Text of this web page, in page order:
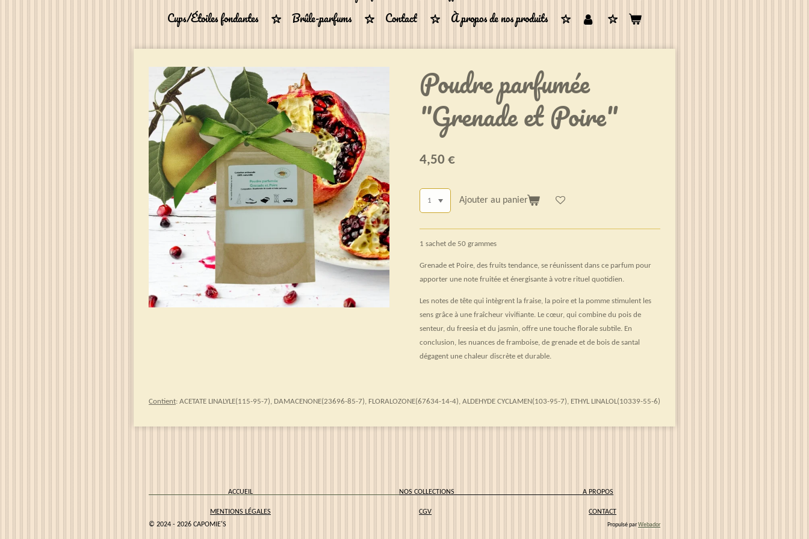
Cups/Étoiles fondantes
Brûle-parfums Contact À propos de nos produits
Poudre parfumée
"Grenade et Poire"
4,50 €
Ajouter au panier
1 sachet de 50 grammes
Grenade et Poire, des fruits tendance, se réunissent dans ce parfum pour
apporter une note fruitée et énergisante à votre rituel quotidien.
Les notes de tête qui intègrent la fraise, la poire et la pomme stimulent les
sens grâce à une fraîcheur vivifiante. Le cœur, qui combine du pois de
senteur, du freesia et du jasmin, offre une touche florale subtile. En
conclusion, les nuances de framboise, de grenade et de bois de santal
dégagent une chaleur discrète et durable.
Contient: ACETATE LINALYLE(115-95-7), DAMACENONE(23696-85-7), FLORALOZONE(67634-14-4), ALDEHYDE CYCLAMEN(103-95-7), ETHYL LINALOL(10339-55-6)
ACCUEIL NOS COLLECTIONS A PROPOS
MENTIONS LÉGALES CGV
CONTACT
© 2024 - 2026 CAPOMIE'S
Propulsé parWebador